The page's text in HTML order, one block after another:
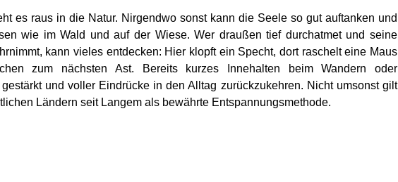
es raus in die Natur. Nirgendwo sonst kann die Seele so gut auftanken und
wie im Wald und auf der Wiese. Wer draußen tief durchatmet und seine
kann vieles entdecken: Hier klopft ein Specht, dort raschelt eine Maus
zum nächsten Ast. Bereits kurzes Innehalten beim Wandern oder
und voller Eindrücke in den Alltag zurückzukehren. Nicht umsonst gilt
Ländern seit Langem als bewährte Entspannungsmethode.